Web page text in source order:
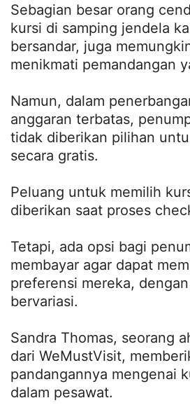
Sebagian besar orang
kursi di samping jendela
bersandar, juga
menikmati pemandangan
Namun, dalam
anggaran terbatas,
tidak diberikan pilihan
secara gratis.
Peluang untuk memilih
diberikan saat proses
Tetapi, ada opsi bagi
membayar agar dapat
preferensi mereka,
bervariasi.
Sandra Thomas, seorang
dari WeMustVisit,
pandangannya mengenai
dalam pesawat.